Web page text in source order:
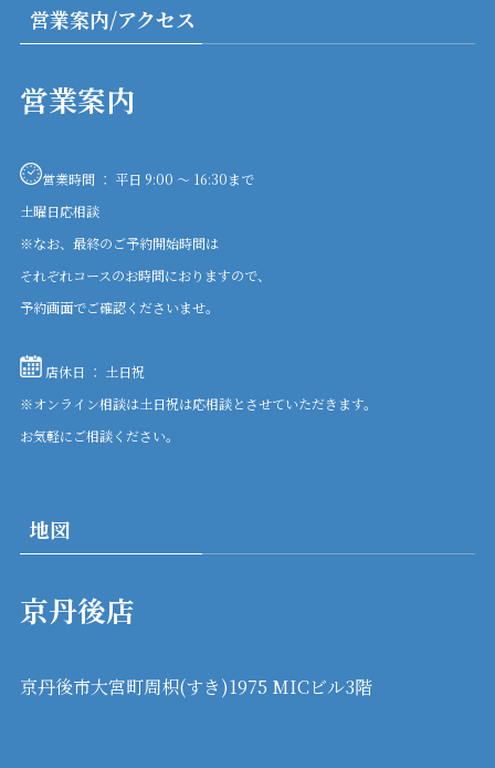
営業案内/アクセス
営業案内
営業時間 ： 平日 9:00 〜 16:30まで
土曜日応相談
※なお、最終のご予約開始時間は
それぞれコースのお時間におりますので、
予約画面でご確認くださいませ。
店休日 ： 土日祝
※オンライン相談は土日祝は応相談とさせていただきます。
お気軽にご相談ください。
地図
京丹後店
京丹後市大宮町周枳(すき)1975 MICビル3階